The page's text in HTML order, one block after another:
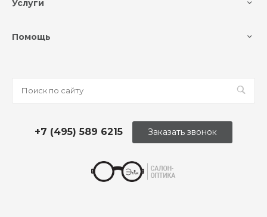
Услуги
Помощь
+7 (495) 589 6215 Заказать звонок